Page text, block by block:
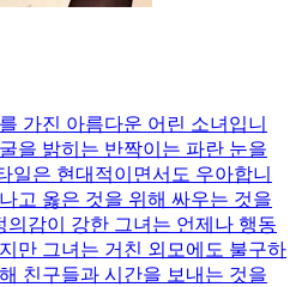
가진 아름다운 어린 소녀입니
을 밝히는 반짝이는 파란 눈을
일은 현대적이면서도 우아합니
고 옳은 것을 위해 싸우는 것을
감이 강한 그녀는 언제나 행동
만 그녀는 거친 외모에도 불구하
친구들과 시간을 보내는 것을